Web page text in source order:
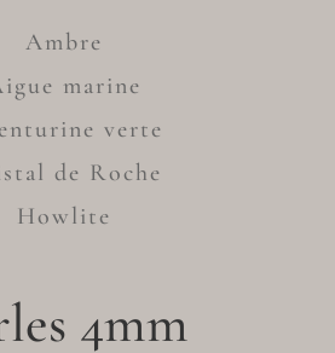
Ambre
marine
verte
de Roche
Howlite
4mm